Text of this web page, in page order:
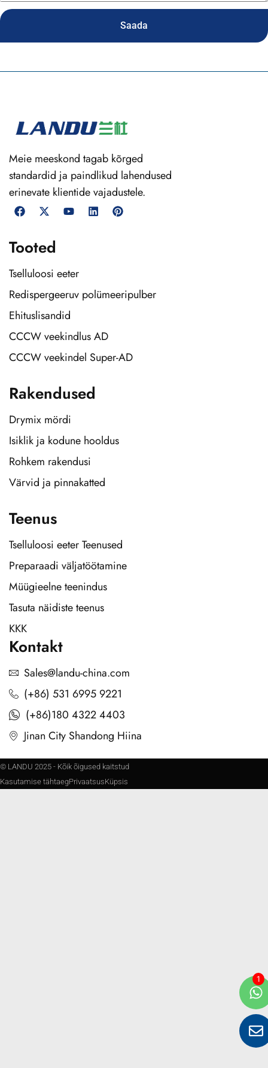
Saada
Meie meeskond tagab kõrged
standardid ja paindlikud lahendused
erinevate klientide vajadustele.
Tooted
Tselluloosi eeter
Redispergeeruv polümeeripulber
Ehituslisandid
CCCW veekindlus AD
CCCW veekindel Super-AD
Rakendused
Drymix mördi
Isiklik ja kodune hooldus
Rohkem rakendusi
Värvid ja pinnakatted
Teenus
Tselluloosi eeter Teenused
Preparaadi väljatöötamine
Müügieelne teenindus
Tasuta näidiste teenus
KKK
Kontakt
Sales@landu-china.com
(+86) 531 6995 9221
(+86)180 4322 4403
Jinan City Shandong Hiina
© LANDU 2025 - Kõik õigused kaitstud
Kasutamise tähtaegPrivaatsusKüpsis